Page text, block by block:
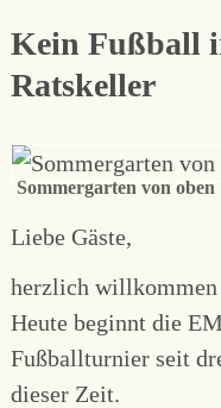
Kein Fußball
Ratskeller
Sommergarten von oben
Liebe Gäste,
herzlich
Heute beginnt die
Fußballturnier seit
dieser Zeit.